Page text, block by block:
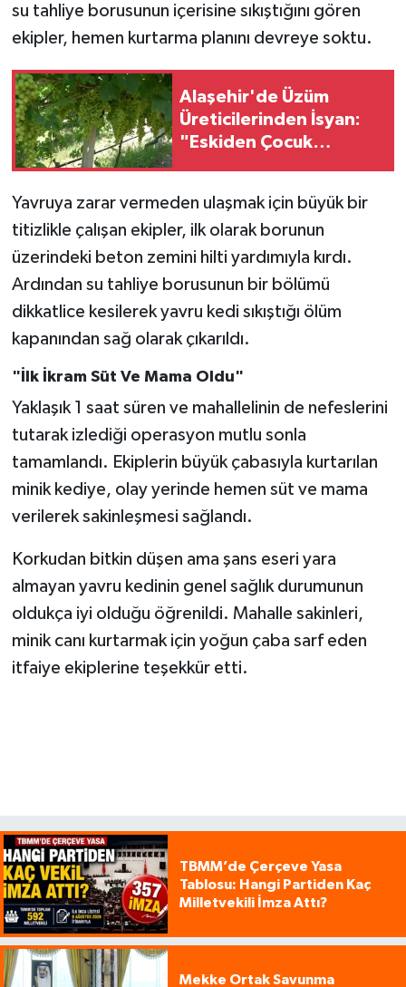
su tahliye borusunun içerisine sıkıştığını gören
ekipler, hemen kurtarma planını devreye soktu.
Alaşehir'de Üzüm
Üreticilerinden İsyan:
"Eskiden Çocuk
Doyuramıyoruz!"
Yavruya zarar vermeden ulaşmak için büyük bir
titizlikle çalışan ekipler, ilk olarak borunun
üzerindeki beton zemini hilti yardımıyla kırdı.
Ardından su tahliye borusunun bir bölümü
dikkatlice kesilerek yavru kedi sıkıştığı ölüm
kapanından sağ olarak çıkarıldı.
"İlk İkram Süt Ve Mama Oldu"
Yaklaşık 1 saat süren ve mahallelinin de nefeslerini
tutarak izlediği operasyon mutlu sonla
tamamlandı. Ekiplerin büyük çabasıyla kurtarılan
minik kediye, olay yerinde hemen süt ve mama
verilerek sakinleşmesi sağlandı.
Korkudan bitkin düşen ama şans eseri yara
almayan yavru kedinin genel sağlık durumunun
oldukça iyi olduğu öğrenildi. Mahalle sakinleri,
minik canı kurtarmak için yoğun çaba sarf eden
itfaiye ekiplerine teşekkür etti.
TBMM’de Çerçeve Yasa
Tablosu: Hangi Partiden Kaç
Milletvekili İmza Attı?
Mekke Ortak Savunma